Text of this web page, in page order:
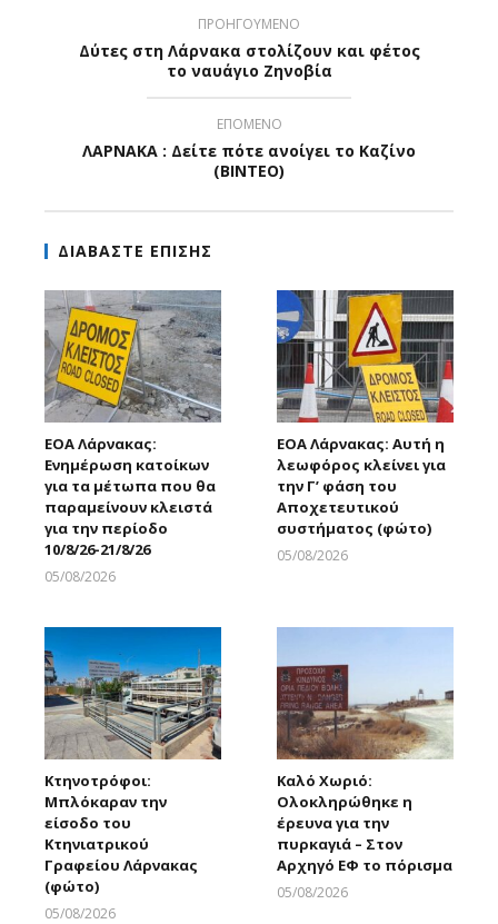
ΠΡΟΗΓΟΥΜΕΝΟ
Δύτες στη Λάρνακα στολίζουν και φέτος
το ναυάγιο Ζηνοβία
ΕΠΟΜΕΝΟ
ΛΑΡΝΑΚΑ : Δείτε πότε ανοίγει το Καζίνο
(ΒΙΝΤΕΟ)
ΔΙΑΒΑΣΤΕ ΕΠΙΣΗΣ
ΕΟΑ Λάρνακας:
Ενημέρωση κατοίκων
για τα μέτωπα που θα
παραμείνουν κλειστά
για την περίοδο
10/8/26-21/8/26
05/08/2026
ΕΟΑ Λάρνακας: Αυτή η
λεωφόρος κλείνει για
την Γ’ φάση του
Αποχετευτικού
συστήματος (φώτο)
05/08/2026
Κτηνοτρόφοι:
Μπλόκαραν την
είσοδο του
Κτηνιατρικού
Γραφείου Λάρνακας
(φώτο)
05/08/2026
Καλό Χωριό:
Ολοκληρώθηκε η
έρευνα για την
πυρκαγιά – Στον
Αρχηγό ΕΦ το πόρισμα
05/08/2026